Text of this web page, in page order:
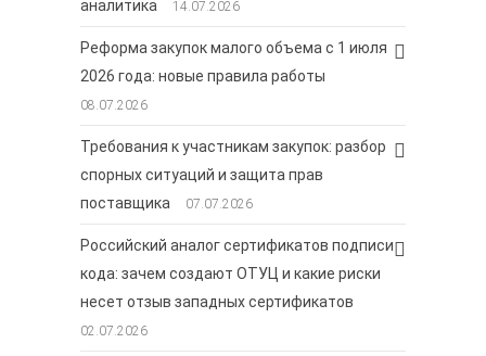
аналитика
14.07.2026
Реформа закупок малого объема с 1 июля
2026 года: новые правила работы
08.07.2026
Требования к участникам закупок: разбор
спорных ситуаций и защита прав
поставщика
07.07.2026
Российский аналог сертификатов подписи
кода: зачем создают ОТУЦ и какие риски
несет отзыв западных сертификатов
02.07.2026